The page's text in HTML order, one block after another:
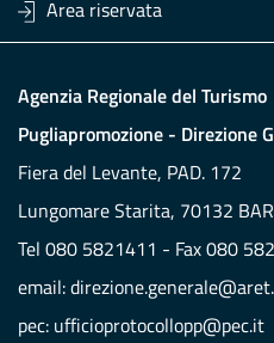
Area riservata
Agenzia Regionale del Turismo
Pugliapromozione - Direzione
Fiera del Levante, PAD. 172
Lungomare Starita, 70132
Tel 080 5821411 - Fax 080
email:
pec: ufficioprotocollopp@pec.it